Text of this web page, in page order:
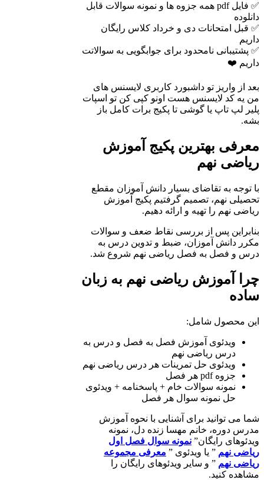
✅ فایل pdf همه جزوه ها و نمونه سوالات قابل
دانلوده
✅ قبل امتحانات دی و خرداد کلاس رایگان
داریم
✅ پشتیبانی نامحدود برای جوابگویی به سوالاتت
داریم ❤️
بعد از واریز تو داشبورد کاربری لایسنس های
من یه کد لایسنس هست اونو کپی کن تو اسپات
پلیر لپ تاپ یا گوشی تا پکیج برات کامل باز
بشه.
معرفی بهترین پکیج آموزش
ریاضی نهم
با توجه به تقاضای بسیار دانش آموزان مقطع
تحصیلی نهم، تصمیم گرفتیم پکیج آموزش
ریاضی نهم را تهیه و ارائه دهیم.
بنابراین پس از بررسی نقاط ضعف و سوالات
مکرر دانش آموزان، ضبط و تدوین درس به
درس و فصل به فصل ریاضی نهم شروع شد.
چرا آموزش ریاضی نهم به زبان
ساده
این محصول شامل:
ویدئوی آموزش فصل به فصل و درس به
درس ریاضی نهم
ویدئوی حل تمرینات هر درس ریاضی نهم
جزوه pdf هر فصل
نمونه سوالات خام + پاسخنامه + ویدئوی
حل نمونه سوال هر فصل
شما می توانید برای آشنایی با نحوه آموزش
مدرس دوره، خانم مهسا زنده دل، نمونه
ویدئوهای رایگان” نمونه سوال فصل اول
ریاضی نهم ” یا ویدئوی ” معرفی مجموعه
ریاضی نهم ” و سایر ویدئوهای رایگان را
مشاهده کنید.